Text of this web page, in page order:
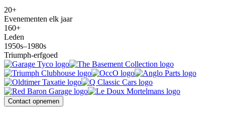
20+
Evenementen elk jaar
160+
Leden
1950s–1980s
Triumph-erfgoed
Contact opnemen